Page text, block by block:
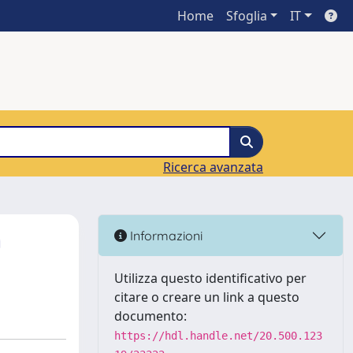
Home Sfoglia IT
Ricerca avanzata
Informazioni
Utilizza questo identificativo per
citare o creare un link a questo
documento:
https://hdl.handle.net/20.500.123